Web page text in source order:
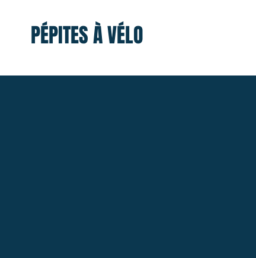
PÉPITES À VÉLO